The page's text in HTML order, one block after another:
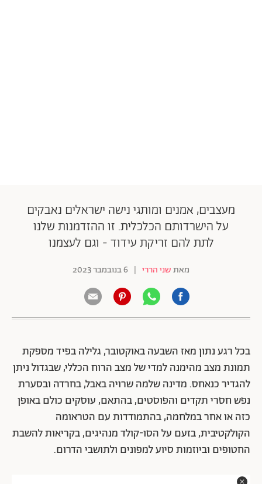
מעצבים, אמנים ומותגי נישה ישראלים נאבקים
על הישרדותם הכלכלית. זו ההזדמנות שלנו
לתת להם זריקת עידוד - וגם לעצמנו
מאתשני הררי | 6 בנובמבר 2023
בכל רגע נתון מאז השבעה באוקטובר, גלילה בפיד מספקת
תמונת מצב מהימנה למדי של מצב הרוח הכללי, שבגדול ניתן
להגדיר כנאחס. מדינה שלמה שרויה באבל, בחרדה ובסערת
נפש חסרי תקדים והפוסטים, בהתאם, עוסקים כולם באופן
כזה או אחר במלחמה, בהתמודדות עם הטראומה
הקולקטיבית, בזעם על הסו-קולד מנהיגים, בקריאות להשבת
החטופים וביוזמות סיוע למפונים ולתושבי הדרום.